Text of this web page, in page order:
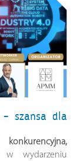
szansa dla
konkurencyjna,
w wydarzeniu